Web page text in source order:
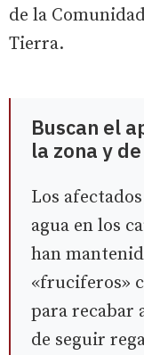
de la
Tierra.
Buscan el
la zona y
Los
agua en los
han
«fruciferos»
para recabar
de seguir